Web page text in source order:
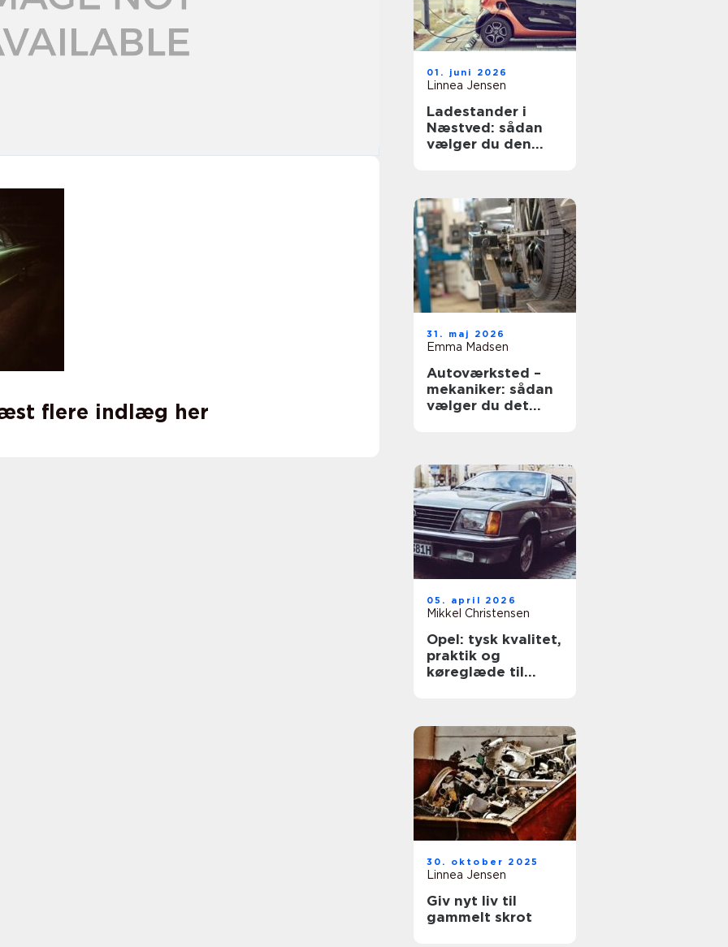
flere indlæg her
01. juni 2026
Linnea Jensen
Ladestander i
Næstved: sådan
vælger du den
31. maj 2026
Emma Madsen
Autoværksted –
mekaniker: sådan
vælger du det
05. april 2026
Mikkel Christensen
Opel: tysk kvalitet,
praktik og
køreglæde til
30. oktober 2025
Linnea Jensen
Giv nyt liv til
gammelt skrot